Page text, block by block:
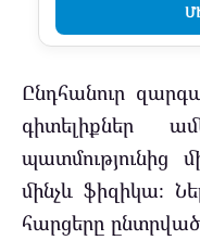
Ընդհանուր
գիտելիքներ
պատմությունից
մինչև ֆիզիկա։
հարցերը